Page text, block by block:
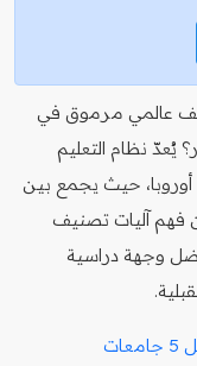
عالمي مرموق في
يُعدّ نظام التعليم
أوروبا، حيث يجمع بين
إن فهم آليات تصنيف
وجهة دراسية